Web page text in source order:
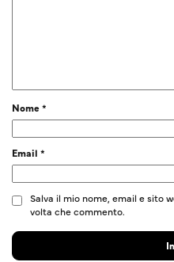
Nome*
Email *
Salva il mio nome, email e sito
volta che commento.